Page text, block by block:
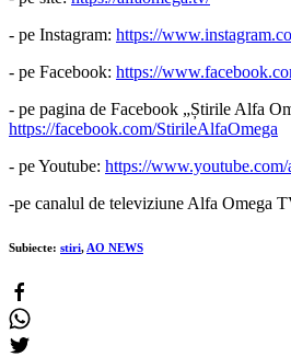
- pe Instagram: https://
- pe Facebook: https://
- pe pagina de Facebook „Știrile Alfa
https://facebook.com/StirileAlfaOmega
- pe Youtube: https://www.youtube.com/
-pe canalul de televiziune Alfa Omega
Subiecte: stiri, AO NEWS